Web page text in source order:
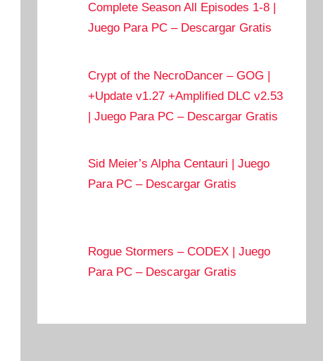
Complete Season All Episodes 1-8 |
Juego Para PC – Descargar Gratis
Crypt of the NecroDancer – GOG |
+Update v1.27 +Amplified DLC v2.53
| Juego Para PC – Descargar Gratis
Sid Meier’s Alpha Centauri | Juego
Para PC – Descargar Gratis
Rogue Stormers – CODEX | Juego
Para PC – Descargar Gratis